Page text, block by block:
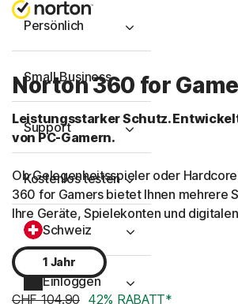
Persönlich
Small Business
Support
Kostenlos testen
Schweiz
Einloggen
Norton 360 for
Leistungsstarker Schutz.
von PC-Gamern.
Ob Gelegenheitsspieler oder
360 for Gamers bietet Ihnen mehrere
Ihre Geräte, Spielekonten und
1 Jahr
CHF 104.90 42% RABATT*